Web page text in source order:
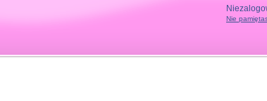
Nie